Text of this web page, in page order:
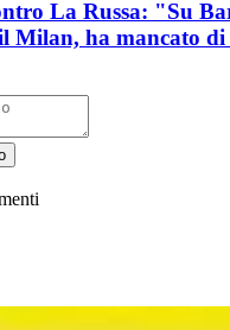
La Russa: "Su
Milan, ha mancato